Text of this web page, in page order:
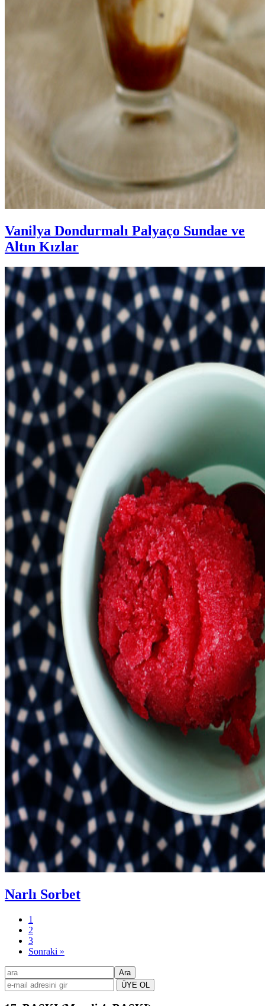
Vanilya Dondurmalı Palyaço Sundae ve
Altın Kızlar
Narlı Sorbet
Sayfa
1
Sayfa
2
Sayfa
3
Sonraki »
Birincil
kenar
ara